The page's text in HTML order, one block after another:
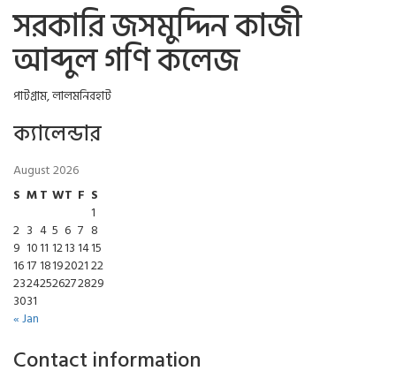
সরকারি জসমুদ্দিন কাজী
আব্দুল গণি কলেজ
পাটগ্রাম, লালমনিরহাট
ক্যালেন্ডার
August 2026
S MT WT F S
1
2 3 4 5 6 7 8
9 1011 12131415
16171819202122
23242526272829
3031
« Jan
Contact information